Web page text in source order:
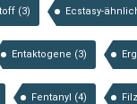
(3) Ecstasy-
Entaktogene (3)
Fentanyl (4)